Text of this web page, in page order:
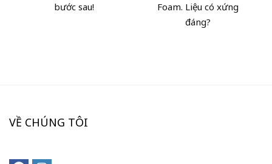
bước sau!
Foam. Liệu có xứng
đáng?
VỀ CHÚNG TÔI